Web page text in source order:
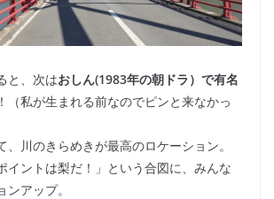
と、次はおしん(1983年の朝ドラ）で有名
（私が生まれる前なのでピンと来なかっ
、川のきらめきが最高のロケーション。
イントは梨だ！」という合図に、みんな
アップ。